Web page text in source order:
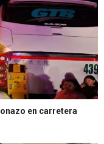
en carretera